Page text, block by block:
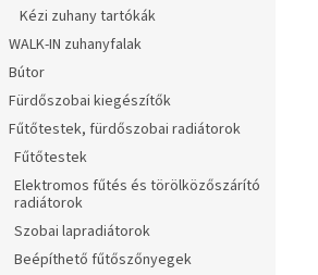
Kézi zuhany tartókák
WALK-IN zuhanyfalak
Bútor
Fürdőszobai kiegészítők
Fűtőtestek, fürdőszobai radiátorok
Fűtőtestek
Elektromos fűtés és törölközőszárító
radiátorok
Szobai lapradiátorok
Beépíthető fűtőszőnyegek